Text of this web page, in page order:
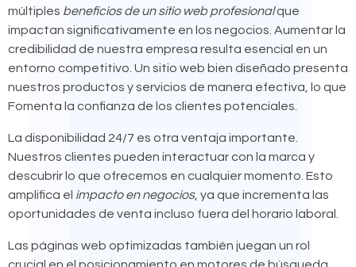
múltiples beneficios de un sitio web profesionalque
impactan significativamente en los negocios. Aumentar la
credibilidad de nuestra empresa resulta esencial en un
entorno competitivo. Un sitio web bien diseñado presenta
nuestros productos y servicios de manera efectiva, lo que
Fomenta la confianza de los clientes potenciales.
La disponibilidad 24/7 es otra ventaja importante.
Nuestros clientes pueden interactuar con la marca y
descubrir lo que ofrecemos en cualquier momento. Esto
amplifica el impacto en negocios, ya que incrementa las
oportunidades de venta incluso fuera del horario laboral.
Las páginas web optimizadas también juegan un rol